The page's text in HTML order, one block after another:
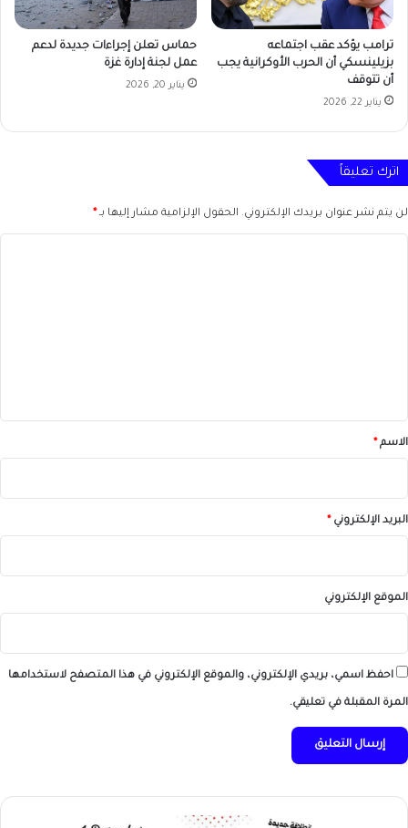
ترامب يؤكد عقب اجتماعه
بزيلينسكي أن الحرب الأوكرانية يجب
أن تتوقف
يناير 22, 2026
حماس تعلن إجراءات جديدة لدعم
عمل لجنة إدارة غزة
يناير 20, 2026
اترك تعليقاً
لن يتم نشر عنوان بريدك الإلكتروني. الحقول الإلزامية مشار إليها بـ *
*الاسم *
البريد الإلكتروني *
الموقع الإلكتروني
احفظ اسمي، بريدي الإلكتروني، والموقع الإلكتروني في هذا المتصفح لاستخدامها
المرة المقبلة في تعليقي.